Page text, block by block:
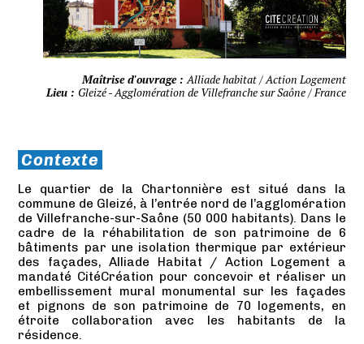
Contexte
Le quartier de la Chartonnière est situé dans la
commune de Gleizé, à l’entrée nord de l’agglomération
de Villefranche-sur-Saône (50 000 habitants). Dans le
cadre de la réhabilitation de son patrimoine de 6
bâtiments par une isolation thermique par extérieur
des façades, Alliade Habitat / Action Logement a
mandaté CitéCréation pour concevoir et réaliser un
embellissement mural monumental sur les façades
et pignons de son patrimoine de 70 logements, en
étroite collaboration avec les habitants de la
résidence.
Maîtrise d'ouvrage :Alliade habitat / Action Logement
Lieu : Gleizé - Agglomération de Villefranche sur Saône / France